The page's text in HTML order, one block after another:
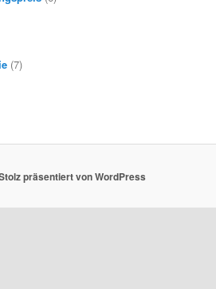
(7)
präsentiert von WordPress